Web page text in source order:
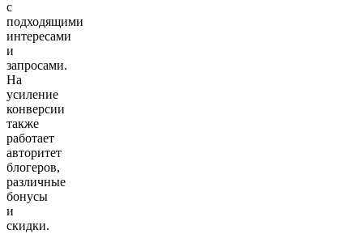
с
подходящими
интересами
и
запросами.
На
усиление
конверсии
также
работает
авторитет
блогеров,
различные
бонусы
и
скидки.